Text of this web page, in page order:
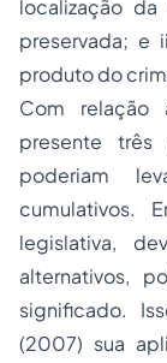
localização
preservada; e
produto do
Com relação
presente
poderiam
cumulativos.
legislativa,
alternativos,
significado.
(2007) sua